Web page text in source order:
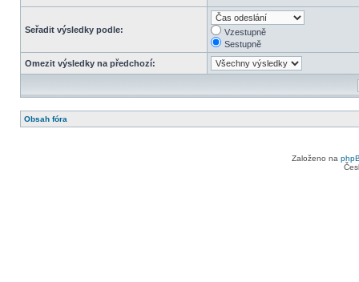
Seřadit výsledky podle:
Vzestupně
Sestupně
Omezit výsledky na předchozí:
Obsah fóra
Založeno na